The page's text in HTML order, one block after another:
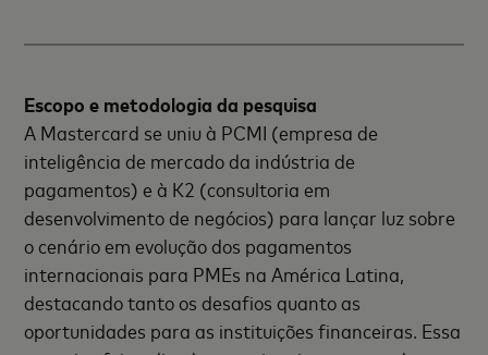
Escopo e metodologia da pesquisa
A Mastercard se uniu à PCMI (empresa de
inteligência de mercado da indústria de
pagamentos) e à K2 (consultoria em
desenvolvimento de negócios) para lançar luz sobre
o cenário em evolução dos pagamentos
internacionais para PMEs na América Latina,
destacando tanto os desafios quanto as
oportunidades para as instituições financeiras. Essa